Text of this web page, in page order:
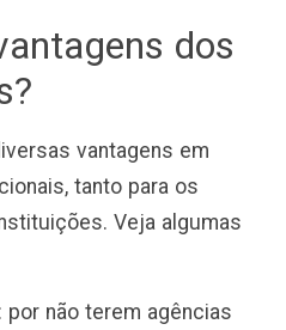
dos
vantagens em
tanto para os
Veja algumas
não terem agências